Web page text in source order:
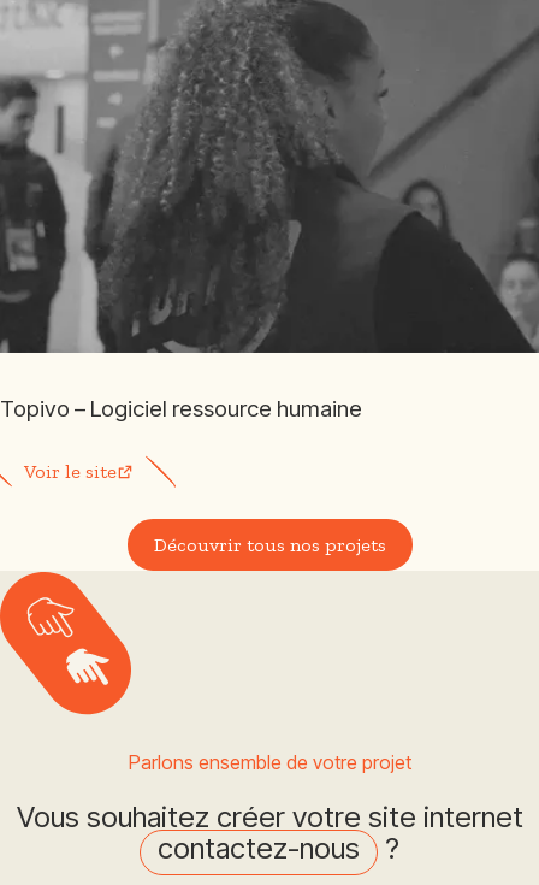
Topivo – Logiciel ressource humaine
Voir le site
Découvrir tous nos projets
Parlons ensemble de votre projet
Vous souhaitez créer votre site internet
contactez-nous
?